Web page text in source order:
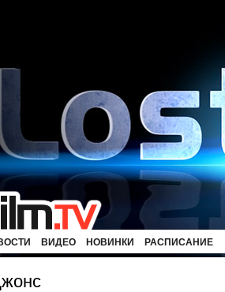
ВИДЕО НОВИНКИ РАСПИСАНИЕ